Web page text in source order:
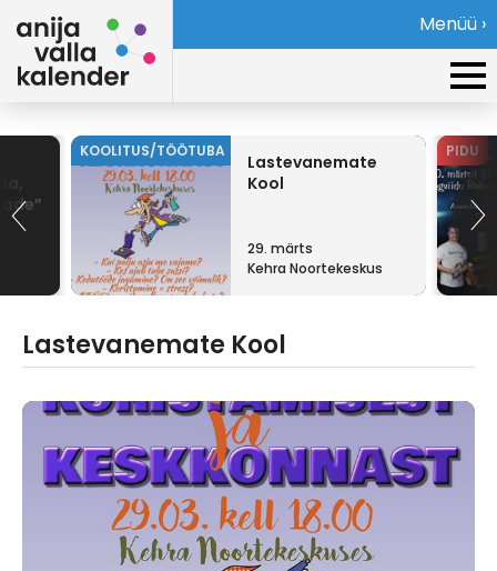
Menüü ›
KOOLITUS/TÖÖTUBA
Lastevanemate
Kool
29. märts
Kehra Noortekeskus
PIDU
Lastevanemate Kool